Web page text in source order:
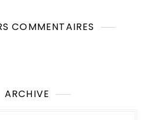
COMMENTAIRES
ARCHIVE